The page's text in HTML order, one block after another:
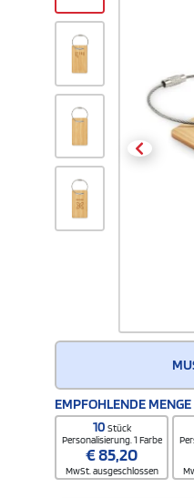
EMPFOHLENDE MENGE
10 Stück
Personalisierung. 1 Farbe
€85,20
MwSt. ausgeschlossen